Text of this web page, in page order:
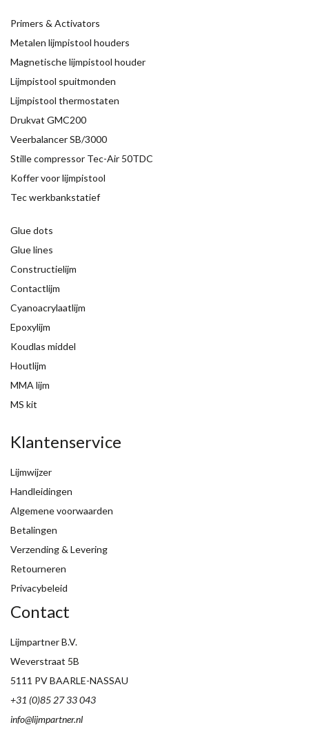
Primers & Activators
Metalen lijmpistool houders
Magnetische lijmpistool houder
Lijmpistool spuitmonden
Lijmpistool thermostaten
Drukvat GMC200
Veerbalancer SB/3000
Stille compressor Tec-Air 50TDC
Koffer voor lijmpistool
Tec werkbankstatief
Glue dots
Glue lines
Constructielijm
Contactlijm
Cyanoacrylaatlijm
Epoxylijm
Koudlas middel
Houtlijm
MMA lijm
MS kit
Klantenservice
Lijmwijzer
Handleidingen
Algemene voorwaarden
Betalingen
Verzending & Levering
Retourneren
Privacybeleid
Contact
Lijmpartner B.V.
Weverstraat 5B
5111 PV BAARLE-NASSAU
+31 (0)85 27 33 043
info@lijmpartner.nl